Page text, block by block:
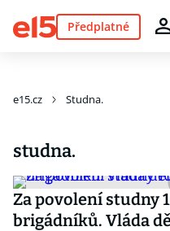
Předplatné
e15.cz Studna.
studna.
Za povolení studny
brigádníků. Vláda